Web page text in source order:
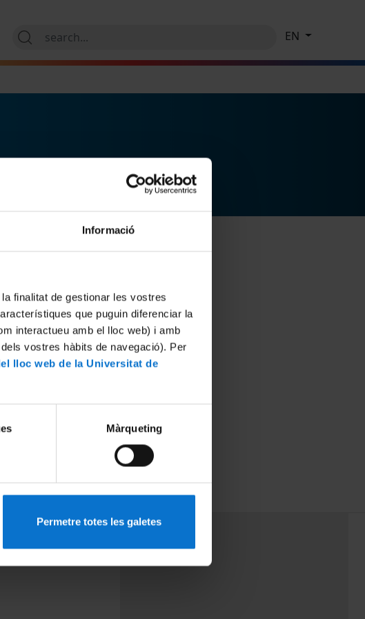
Informació
finalitat de gestionar les vostres
que puguin diferenciar la
interactueu amb el lloc web) i amb
vostres hàbits de navegació). Per
lloc web de la Universitat de
Màrqueting
Permetre totes les galetes
EN
PEU 3